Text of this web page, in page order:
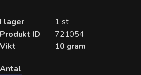
I lager
1 st
Produkt ID
721054
Vikt
10 gram
Antal